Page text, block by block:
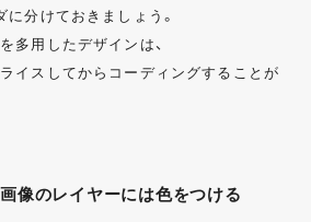
に分けておきましょう。
多用したデザインは、
イスしてからコーディングすることが
像のレイヤーには色をつける